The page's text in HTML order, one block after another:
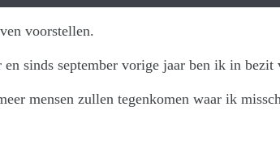
voorstellen.
sinds september vorige jaar ben ik in bezit
mensen zullen tegenkomen waar ik